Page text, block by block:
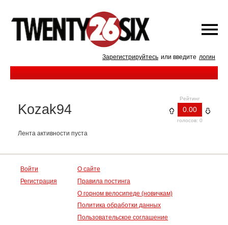
Зарегистрируйтесь или введите логин
Рейтинг
0.00
голосов: 0
Kozak94
Лента активности пуста
Войти
Регистрация
О сайте
Правила постинга
О горном велосипеде (новичкам)
Политика обработки данных
Пользовательское соглашение